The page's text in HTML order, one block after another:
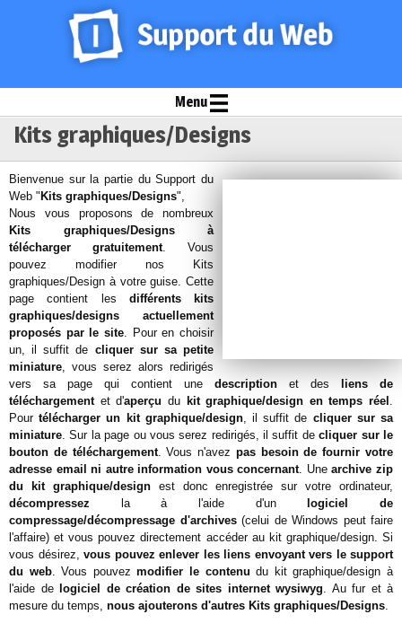
Menu
Kits graphiques/Designs
Bienvenue sur la partie du Support du
Web " Kits graphiques/Designs",
Nous vous proposons de nombreux
Kits graphiques/Designs à
télécharger gratuitement. Vous
pouvez modifier nos Kits
graphiques/Design à votre guise. Cette
page contient les différents kits
graphiques/designs actuellement
proposés par le site. Pour en choisir
un, il suffit de cliquer sur sa petite
miniature, vous serez alors redirigés
vers sa page qui contient une description et des
liens de
téléchargementet d'aperçu du kit graphique/design en temps réel .
Pourtélécharger un kit graphique/design, il suffit de cliquer sur sa
miniature. Sur la page ou vous serez redirigés, il suffit decliquer sur le
bouton de téléchargement. Vous n'avez pas besoin de fournir votre
adresse email ni autre information vous concernant. Unearchive zip
du kit graphique/designest donc enregistrée sur votre ordinateur,
décompressez la à l'aide d'un
logiciel de
compressage/décompressage d'archives(celui de Windows peut faire
l'affaire) et vous pouvez directement accéder au kit graphique/design. Si
vous désirez, vous pouvez enlever les liens envoyant vers le support
du web. Vous pouvezmodifier le contenu du kit graphique/design à
l'aide de
logiciel de création de sites internet wysiwyg. Au fur et à
mesure du temps, nous ajouterons d'autres Kits graphiques/Designs.